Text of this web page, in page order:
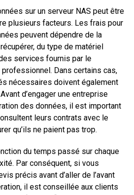
sur un serveur NAS peut être
plusieurs facteurs. Les frais pour
peuvent dépendre de la
du type de matériel
services fournis par le
Dans certains cas,
nécessaires doivent également
d’engager une entreprise
des données, il est important
leurs contrats avec le
qu’ils ne paient pas trop.
du temps passé sur chaque
Par conséquent, si vous
précis avant d’aller de l’avant
il est conseillée aux clients